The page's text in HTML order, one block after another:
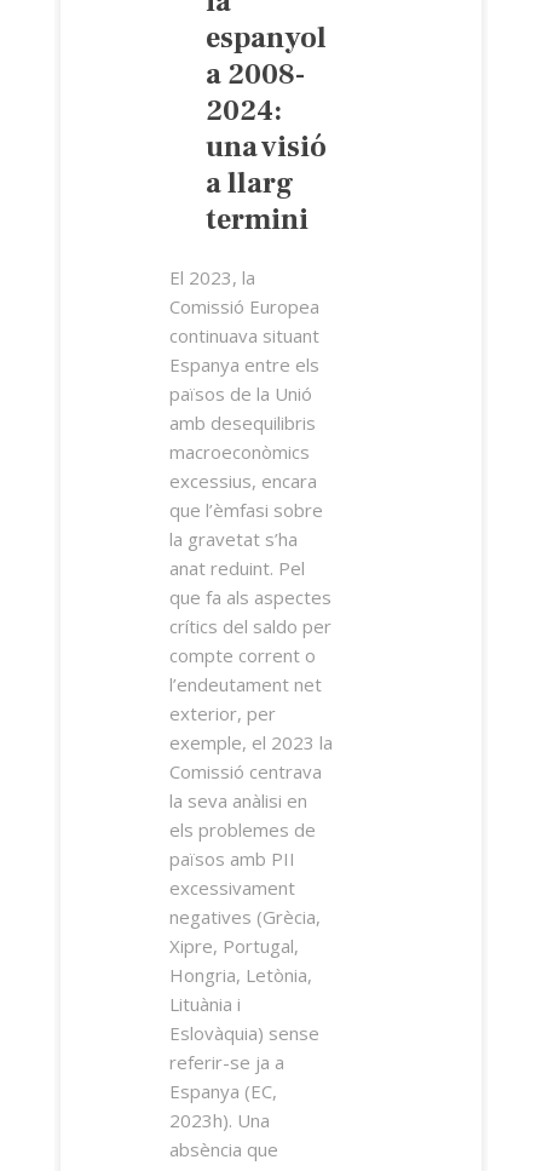
espanyol
a 2008-
2024:
una visió
a llarg
termini
El 2023, la
Comissió Europea
continuava situant
Espanya entre els
països de la Unió
amb desequilibris
macroeconòmics
excessius, encara
que l’èmfasi sobre
la gravetat s’ha
anat reduint. Pel
que fa als aspectes
crítics del saldo per
compte corrent o
l’endeutament net
exterior, per
exemple, el 2023 la
Comissió centrava
la seva anàlisi en
els problemes de
països amb PII
excessivament
negatives (Grècia,
Xipre, Portugal,
Hongria, Letònia,
Lituània i
Eslovàquia) sense
referir-se ja a
Espanya (EC,
2023h). Una
absència que